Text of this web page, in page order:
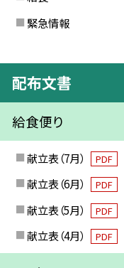
緊急情報
配布文書
給食便り
献立表（7月） PDF
献立表（6月）
PDF
献立表（5月）
PDF
献立表（4月） PDF